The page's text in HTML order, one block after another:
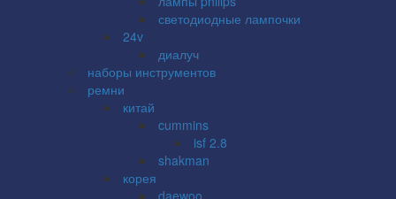
светодиодные лампочки
24v
диалуч
наборы инструментов
ремни
китай
cummins
isf 2.8
shakman
корея
daewoo